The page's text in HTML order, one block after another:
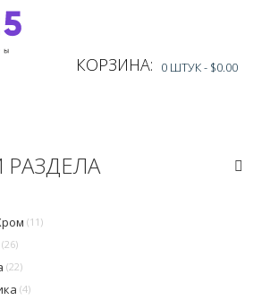
КОРЗИНА: 0 ШТУК - $0.00
РАЗДЕЛА
(11)
(26)
(22)
(4)